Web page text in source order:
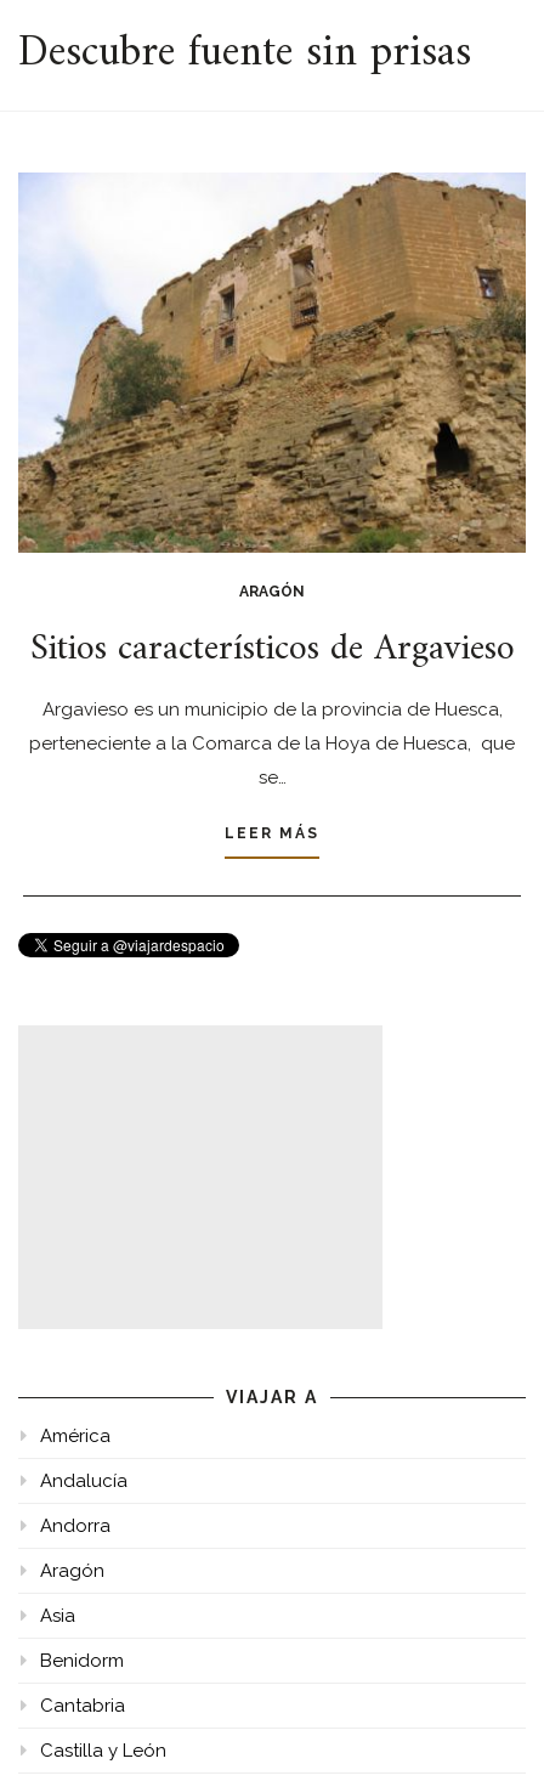
ESPACIO
Descubre fuente sin prisas
ARAGÓN
Sitios característicos de Argavieso
Argavieso es un municipio de la provincia de Huesca,
perteneciente a la Comarca de la Hoya de Huesca, que
se…
LEER MÁS
VIAJAR A
América
Andalucía
Andorra
Aragón
Asia
Benidorm
Cantabria
Castilla y León